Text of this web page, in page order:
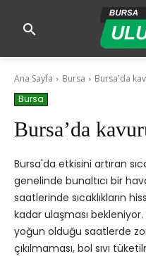
Ana Sayfa Bursa
Bursa'da
Bursa
Bursa’da
Bursa'da etkisini artıran
genelinde bunaltıcı bir
saatlerinde sıcaklıkların
kadar ulaşması bekleniyor.
yoğun olduğu saatlerde
çıkılmaması, bol sıvı